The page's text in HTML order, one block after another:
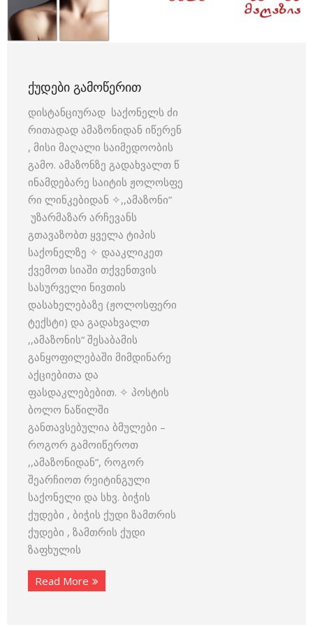
ᲥᲣᲓᲔᲑᲘ ᲒᲐᲛᲝᲬᲔᲠᲘᲗ
დისტანციურად საქონელს ძი
რითადად ამაზონიდან იწერენ
, მისი მაღალი საიმედოობის
გამო. ამაზონზე გადახვალთ წ
ინამდებარე საიტის ჟოლოსფე
რი ლინკებიდან ✧,,ამაზონი”
უზარმაზარ არჩევანს
გთავაზობთ ყველა ტიპის
საქონელზე ✧ დააკლიკეთ
ქვემოთ სიაში თქვენთვის
სასურველი ნივთის
დასახელებაზე (ჟოლოსფერი
ტექსტი) და გადახვალთ
,,ამაზონის“ შესაბამის
განყოფილებაში მიმდინარე
აქციებითა და
ფასდაკლებებით. ✧ პოსტის
ბოლო ნაწილში
განთავსებულია ბმულები –
როგორ გამოიწეროთ
,,ამაზონიდან”, როგორ
შეარჩიოთ რეიტინგული
საქონელი და სხვ. ბიჭის
ქუდები , ბიჭის ქუდი ზამთრის
ქუდები , ზამთრის ქუდი
ზაფხულის
Read More